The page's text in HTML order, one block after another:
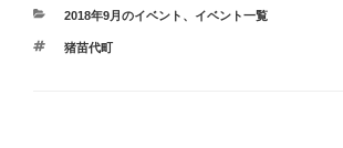
カ
ゴ
2018年9月のイベント 、 イベント一覧
タ
猪苗代町